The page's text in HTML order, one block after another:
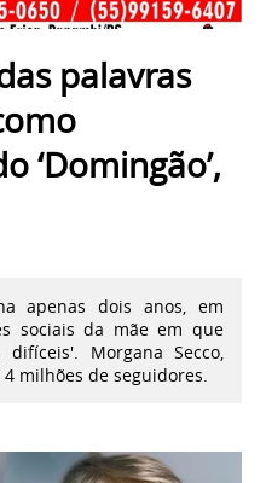
palavras
‘Domingão’,
apenas dois anos, em
sociais da mãe em que
Morgana Secco,
milhões de seguidores.